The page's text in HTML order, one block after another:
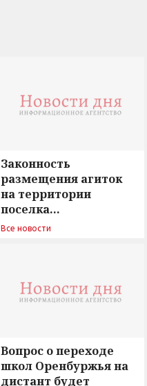
Законность
размещения агиток
на территории
поселка
Новосергиевка
Все новости
Вопрос о переходе
школ Оренбуржья на
дистант будет